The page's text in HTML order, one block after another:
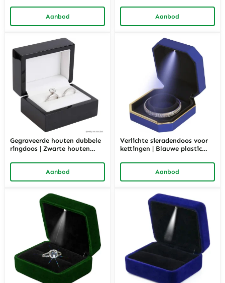
Aanbod Aanbod
Gegraveerde houten dubbele
ringdoos | Zwarte houten
Aanbod
Verlichte sieradendoos voor
kettingen | Blauwe plastic
Richpack
Aanbod